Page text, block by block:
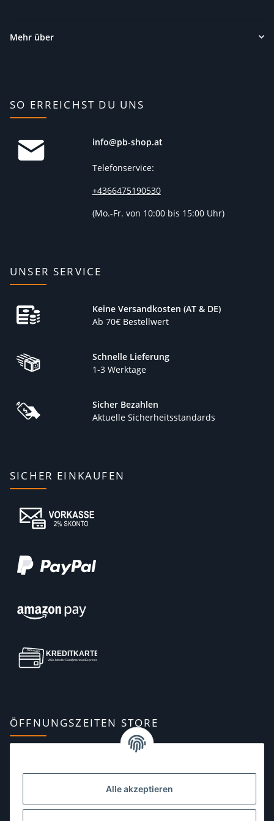
Alle akzeptieren
Mehr über
SO ERREICHST DU UNS
info@pb-shop.at
Telefonservice:
+4366475190530
(Mo.-Fr. von 10:00 bis 15:00 Uhr)
UNSER SERVICE
Keine Versandkosten (AT & DE)
Ab 70€ Bestellwert
Schnelle Lieferung
1-3 Werktage
Sicher Bezahlen
Aktuelle Sicherheitsstandards
SICHER EINKAUFEN
ÖFFNUNGSZEITEN STORE
10:00–13:00, 14:00–18:00 Uhr
Dienstag:10:00–13:00, 14:00–16:00 Uhr